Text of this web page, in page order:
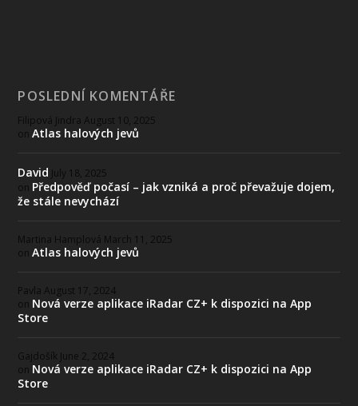
POSLEDNÍ KOMENTÁŘE
Filipová Jindra August 10, 2025
onAtlas halových jevů
David July 18, 2025
on Předpověď počasí – jak vzniká a proč převažuje dojem,
že stále nevychází
Martina Hamplová March 11, 2025
onAtlas halových jevů
Pavla August 17, 2024
on Nová verze aplikace iRadar CZ+ k dispozici na App
Store
Gajdošík June 2, 2024
on Nová verze aplikace iRadar CZ+ k dispozici na App
Store